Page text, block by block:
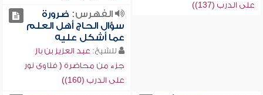
على الدرب (137))
الفهرس: ضرورة
سؤال الحاج أهل العلم
عما أشكل عليه
للشيخ: عبد العزيز بن باز
جزء من محاضرة ( فتاوى نور
على الدرب (160))